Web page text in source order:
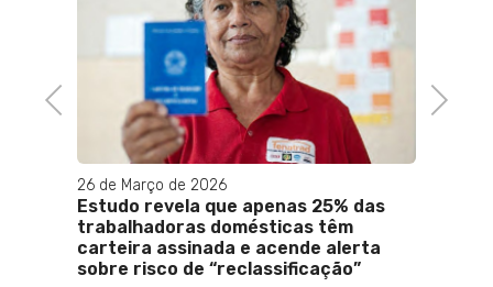
Previous
26 de Março de 2026
Estudo revela que apenas 25% das
trabalhadoras domésticas têm
carteira assinada e acende alerta
sobre risco de “reclassificação”
Next